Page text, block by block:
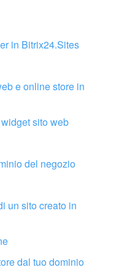
una proprietà di
risorsa di tipo
Universal Analytics
hai solo bisogno
informazioni.
strumento
a un
locale
in Bitrix24.Sites
e online store in
sito web
del negozio
un sito creato in
dal tuo dominio